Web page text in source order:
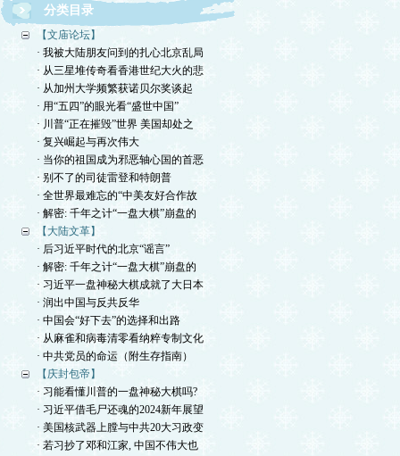
分类目录
【文庙论坛】
· 我被大陆朋友问到的扎心北京乱局
· 从三星堆传奇看香港世纪大火的悲
· 从加州大学频繁获诺贝尔奖谈起
· 用“五四”的眼光看“盛世中国”
· 川普“正在摧毁”世界 美国却处之
· 复兴崛起与再次伟大
· 当你的祖国成为邪恶轴心国的首恶
· 别不了的司徒雷登和特朗普
· 全世界最难忘的“中美友好合作故
· 解密: 千年之计“一盘大棋”崩盘的
【大陆文革】
· 后习近平时代的北京“谣言”
· 解密: 千年之计“一盘大棋”崩盘的
· 习近平一盘神秘大棋成就了大日本
· 润出中国与反共反华
· 中国会“好下去”的选择和出路
· 从麻雀和病毒清零看纳粹专制文化
· 中共党员的命运（附生存指南）
【庆封包帝】
· 习能看懂川普的一盘神秘大棋吗?
· 习近平借毛尸还魂的2024新年展望
· 美国核武器上膛与中共20大习政变
· 若习抄了邓和江家, 中国不伟大也